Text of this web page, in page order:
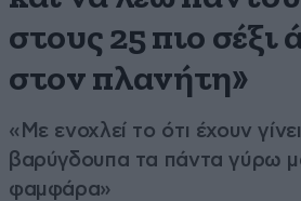
στους 25 πιο σέξι
στον πλανήτη»
«Με ενοχλεί το ότι έχουν
βαρύγδουπα τα πάντα γύρω
φαμφάρα»